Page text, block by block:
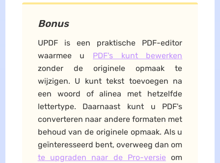
Bonus
UPDF is een praktische PDF-editor
waarmee u PDF's kunt bewerken
zonder de originele opmaak te
wijzigen. U kunt tekst toevoegen na
een woord of alinea met hetzelfde
lettertype. Daarnaast kunt u PDF's
converteren naar andere formaten met
behoud van de originele opmaak. Als u
geïnteresseerd bent, overweeg dan om
te upgraden naar de Pro-versie om